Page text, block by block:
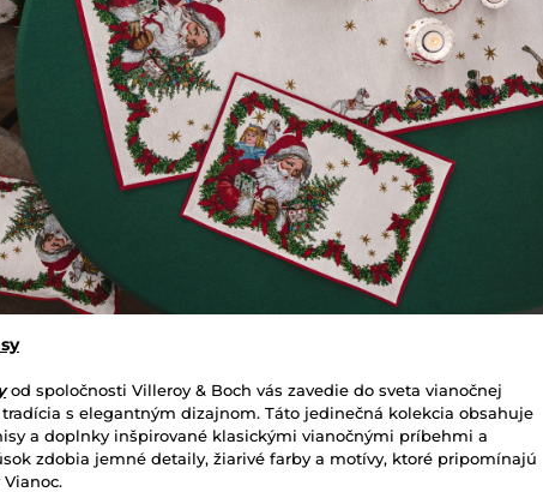
od spoločnosti Villeroy & Boch vás zavedie do sveta vianočnej
s elegantným dizajnom. Táto jedinečná kolekcia obsahuje
a doplnky inšpirované klasickými vianočnými príbehmi a
zdobia jemné detaily, žiarivé farby a motívy, ktoré pripomínajú